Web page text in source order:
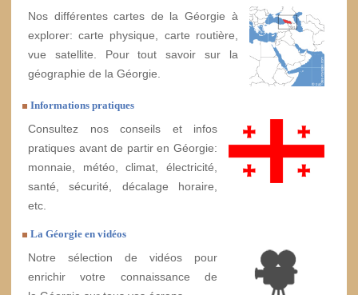
Nos différentes cartes de la Géorgie à
explorer: carte physique, carte routière,
vue satellite. Pour tout savoir sur la
géographie de la Géorgie.
Informations pratiques
Consultez nos conseils et infos
pratiques avant de partir en Géorgie:
monnaie, météo, climat, électricité,
santé, sécurité, décalage horaire,
etc.
La Géorgie en vidéos
Notre sélection de vidéos pour
enrichir votre connaissance de